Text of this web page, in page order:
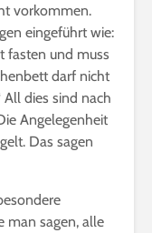
vorkommen.
eingeführt wie:
fasten und muss
darf nicht
dies sind nach
Angelegenheit
Das sagen
man sagen, alle